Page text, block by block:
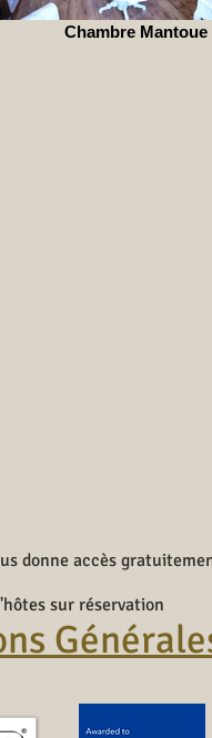
Chambre Mantoue
donne accès
sur réservation